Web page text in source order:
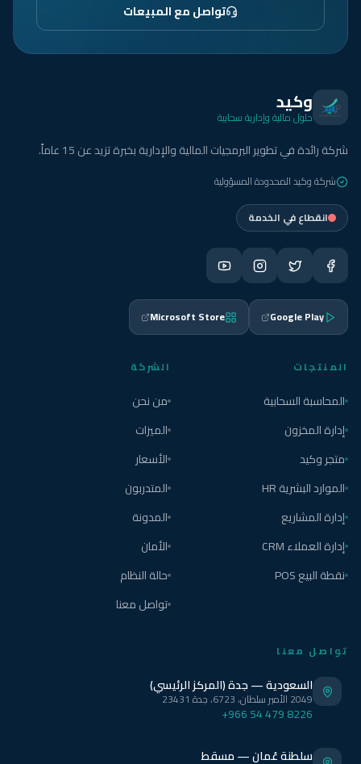
تواصل مع المبيعات
وكيد
حلول مالية وإدارية سحابية
شركة رائدة في تطوير البرمجيات المالية والإدارية بخبرة تزيد عن 15 عاماً.
شركة وكيد المحدودة المسؤولية
انقطاع في الخدمة
Google Play
Microsoft Store
المنتجات
المحاسبة السحابية
إدارة المخزون
متجر وكيد
الموارد البشرية HR
إدارة المشاريع
إدارة العملاء CRM
نقطة البيع POS
الشركة
من نحن
الميزات
الأسعار
المتدربون
المدونة
الأمان
حالة النظام
تواصل معنا
تواصل معنا
السعودية — جدة (المركز الرئيسي)
2049 الأمير سلطان، 6723، جدة 23431
+966 54 479 8226
سلطنة عُمان — مسقط